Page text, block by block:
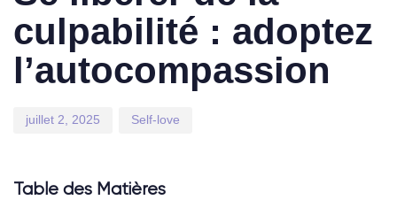
culpabilité : adoptez
l’autocompassion
juillet 2, 2025 Self-love
Table des Matières